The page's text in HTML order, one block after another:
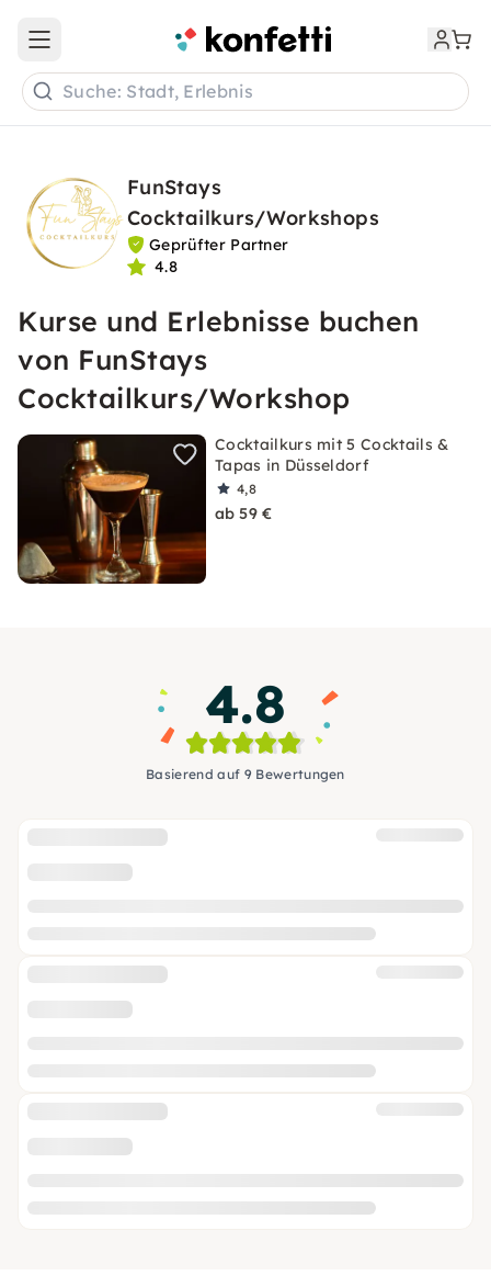
Open main menu
Suche: Stadt, Erlebnis
FunStays
Cocktailkurs/Workshops
Geprüfter Partner
4.8
Kurse und Erlebnisse buchen
von FunStays
Cocktailkurs/Workshop
Cocktailkurs mit 5 Cocktails &
Tapas in Düsseldorf
4,8
ab 59 €
4.8
Basierend auf 9 Bewertungen